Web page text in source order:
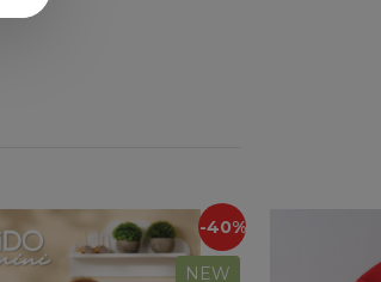
-40%
NEW